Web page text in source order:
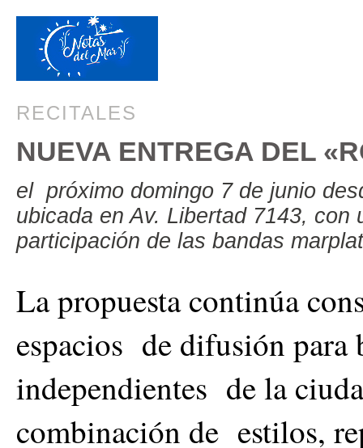
RECITALES
NUEVA ENTREGA DEL
el próximo domingo 7 de junio
ubicada en Av. Libertad 7143,
participación de las bandas
La propuesta continúa
espacios de difusión para
independientes de la
combinación de estilos,